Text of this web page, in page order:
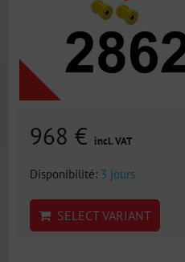
968 € incl. VAT
Disponibilité: 3 jours
SELECT VARIANT